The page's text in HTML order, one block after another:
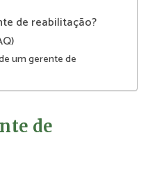
de reabilitação?
um gerente de
de